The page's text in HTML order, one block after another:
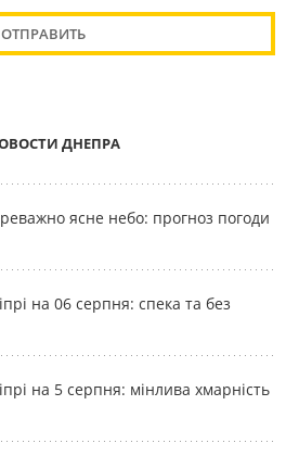
ДНЕПРА
ясне небо: прогноз погоди
на 06 серпня: спека та без
на 5 серпня: мінлива хмарність